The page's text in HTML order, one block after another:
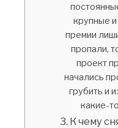
крупные
премии
пропали,
проект
начались
грубить и
какие-
К чему